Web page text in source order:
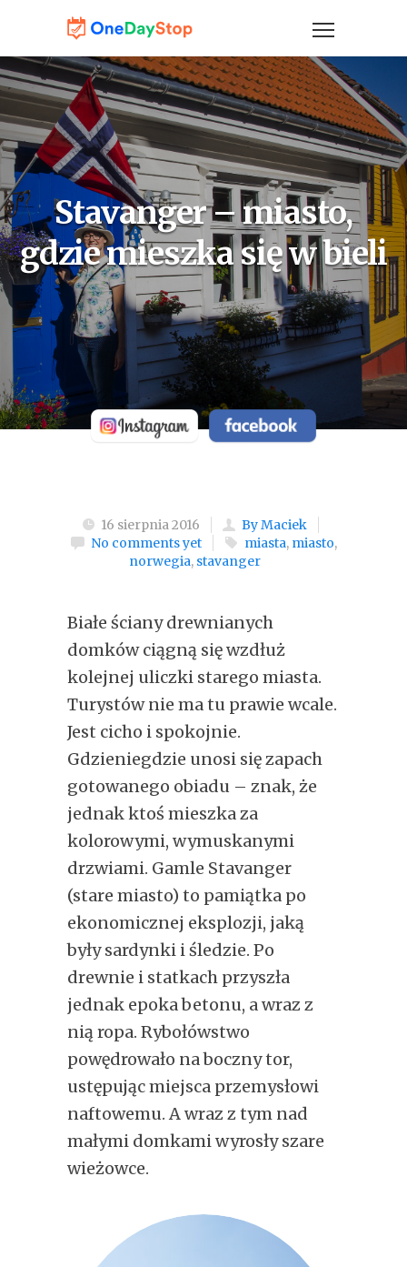
Stavanger – miasto,
gdzie mieszka się w bieli
16 sierpnia 2016
By Maciek
No comments yet
miasta, miasto,
norwegia, stavanger
Białe ściany drewnianych
domków ciągną się wzdłuż
kolejnej uliczki starego miasta.
Turystów nie ma tu prawie wcale.
Jest cicho i spokojnie.
Gdzieniegdzie unosi się zapach
gotowanego obiadu – znak, że
jednak ktoś mieszka za
kolorowymi, wymuskanymi
drzwiami. Gamle Stavanger
(stare miasto) to pamiątka po
ekonomicznej eksplozji, jaką
były sardynki i śledzie. Po
drewnie i statkach przyszła
jednak epoka betonu, a wraz z
nią ropa. Rybołówstwo
powędrowało na boczny tor,
ustępując miejsca przemysłowi
naftowemu. A wraz z tym nad
małymi domkami wyrosły szare
wieżowce.